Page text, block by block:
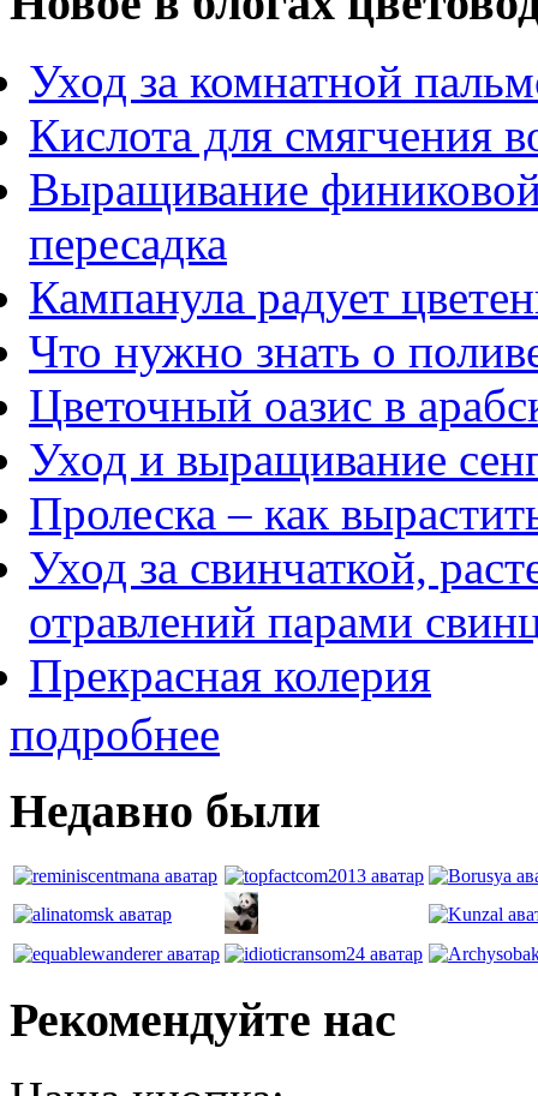
Уход за комнатной
Кислота для смягчения
Выращивание
пересадка
Кампанула радует
Что нужно знать о
Цветочный оазис в
Уход и выращивание
Пролеска – как
Уход за свинчаткой,
отравлений парами
Прекрасная колерия
подробнее
Недавно были
Рекомендуйте нас